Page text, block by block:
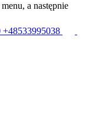
, a następnie
+48533995038